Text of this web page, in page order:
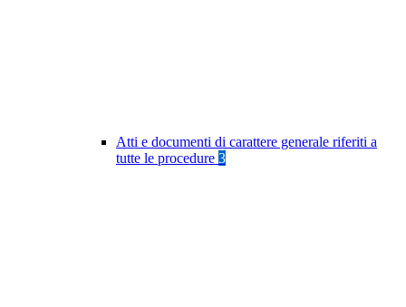
Atti e documenti di carattere generale riferiti a
tutte le procedure 3